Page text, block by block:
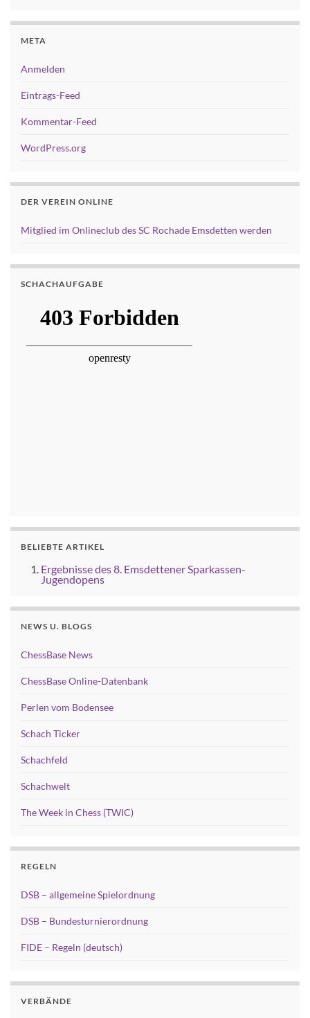
META
Anmelden
Eintrags-Feed
Kommentar-Feed
WordPress.org
DER VEREIN ONLINE
Mitglied im Onlineclub des SC Rochade Emsdetten werden
SCHACHAUFGABE
BELIEBTE ARTIKEL
Ergebnisse des 8. Emsdettener Sparkassen-
Jugendopens
NEWS U. BLOGS
ChessBase News
ChessBase Online-Datenbank
Perlen vom Bodensee
Schach Ticker
Schachfeld
Schachwelt
The Week in Chess (TWIC)
REGELN
DSB – allgemeine Spielordnung
DSB – Bundesturnierordnung
FIDE – Regeln (deutsch)
VERBÄNDE